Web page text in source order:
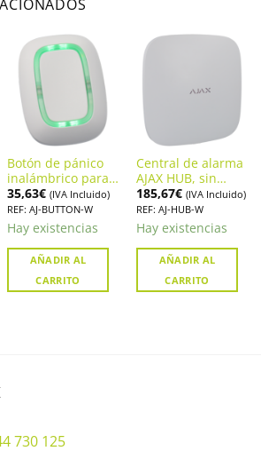
Botón de pánico
inalámbrico para
Sistema de Alarma
AJAX BUTTON (AJ-
BUTTON-W)
35,63€ (IVA Incluido)
REF: AJ-BUTTON-W
Hay existencias
AÑADIR AL
CARRITO
Central de alarma
AJAX HUB, sin
cuotas mensuales.
(AJ-HUB-W)
185,67€ (IVA Incluido)
REF: AJ-HUB-W
Hay existencias
AÑADIR AL
CARRITO
730 125